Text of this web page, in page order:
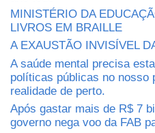
MINISTÉRIO DA
LIVROS EM BRAILLE
A EXAUSTÃO INVISÍVEL
A saúde mental precisa
políticas públicas no nosso
realidade de perto.
Após gastar mais de R$ 7
governo nega voo da FAB